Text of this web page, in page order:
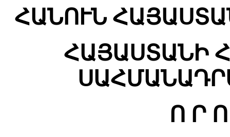
ՀԱՆՈՒՆ
ՀԱՅԱՍՏԱՆԻ
Ո Ր